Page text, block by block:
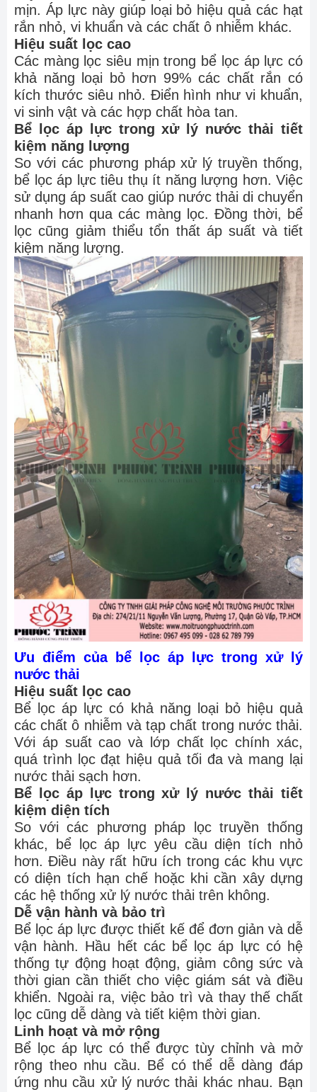
mịn. Áp lực này giúp loại bỏ hiệu quả các hạt
rắn nhỏ, vi khuẩn và các chất ô nhiễm khác.
Hiệu suất lọc cao
Các màng lọc siêu mịn trong bể lọc áp lực có
khả năng loại bỏ hơn 99% các chất rắn có
kích thước siêu nhỏ. Điển hình như vi khuẩn,
vi sinh vật và các hợp chất hòa tan.
Bể lọc áp lực trong xử lý nước thải tiết
kiệm năng lượng
So với các phương pháp xử lý truyền thống,
bể lọc áp lực tiêu thụ ít năng lượng hơn. Việc
sử dụng áp suất cao giúp nước thải di chuyển
nhanh hơn qua các màng lọc. Đồng thời, bể
lọc cũng giảm thiểu tổn thất áp suất và tiết
kiệm năng lượng.
Ưu điểm của bể lọc áp lực trong xử lý
nước thải
Hiệu suất lọc cao
Bể lọc áp lực có khả năng loại bỏ hiệu quả
các chất ô nhiễm và tạp chất trong nước thải.
Với áp suất cao và lớp chất lọc chính xác,
quá trình lọc đạt hiệu quả tối đa và mang lại
nước thải sạch hơn.
Bể lọc áp lực trong xử lý nước thải tiết
kiệm diện tích
So với các phương pháp lọc truyền thống
khác, bể lọc áp lực yêu cầu diện tích nhỏ
hơn. Điều này rất hữu ích trong các khu vực
có diện tích hạn chế hoặc khi cần xây dựng
các hệ thống xử lý nước thải trên không.
Dễ vận hành và bảo trì
Bể lọc áp lực được thiết kế để đơn giản và dễ
vận hành. Hầu hết các bể lọc áp lực có hệ
thống tự động hoạt động, giảm công sức và
thời gian cần thiết cho việc giám sát và điều
khiển. Ngoài ra, việc bảo trì và thay thế chất
lọc cũng dễ dàng và tiết kiệm thời gian.
Linh hoạt và mở rộng
Bể lọc áp lực có thể được tùy chỉnh và mở
rộng theo nhu cầu. Bể có thể dễ dàng đáp
ứng nhu cầu xử lý nước thải khác nhau. Bạn